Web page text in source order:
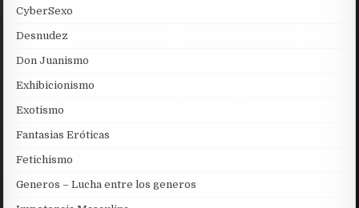
CyberSexo
Desnudez
Don Juanismo
Exhibicionismo
Exotismo
Fantasias Eróticas
Fetichismo
Generos – Lucha entre los generos